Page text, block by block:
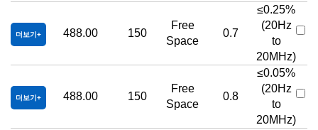
더보기 488.00 150
Free
Space
0.7
≤0.25%
(20Hz
to
20MHz)
더보기 488.00 150
Free
Space
0.8
≤0.05%
(20Hz
to
20MHz)